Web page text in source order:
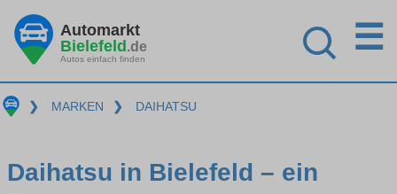
Automarkt
Bielefeld.de
Autos einfach finden
☰
❯ MARKEN ❯ DAIHATSU
Daihatsu in Bielefeld – ein